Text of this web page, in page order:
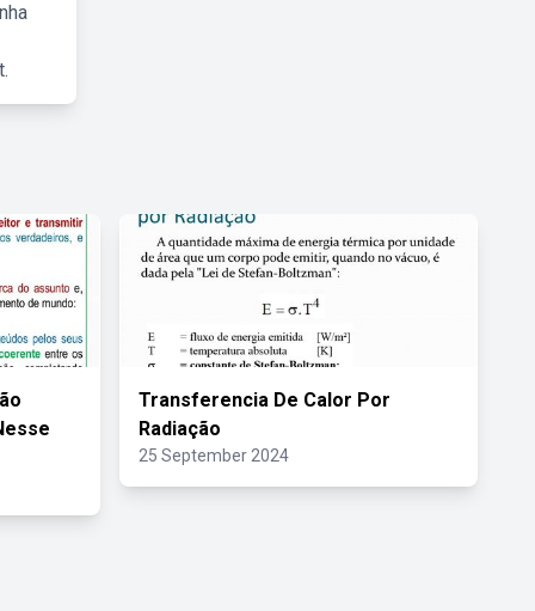
Transferencia De Calor Por
Radiação
25 September 2024